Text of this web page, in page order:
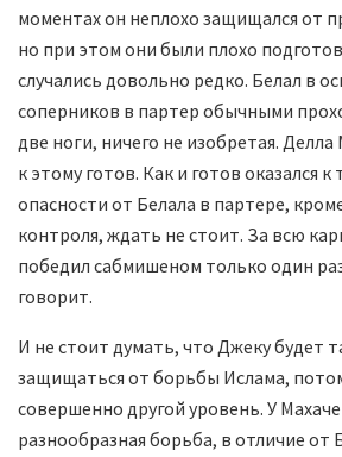
моментах он неплохо защищался от
но при этом они были плохо
случались довольно редко. Белал в
соперников в партер обычными
две ноги, ничего не изобретая. Делла
к этому готов. Как и готов оказался
опасности от Белала в партере,
контроля, ждать не стоит. За всю
победил сабмишеном только один
говорит.
И не стоит думать, что Джеку будет
защищаться от борьбы Ислама,
совершенно другой уровень. У
разнообразная борьба, в отличие от